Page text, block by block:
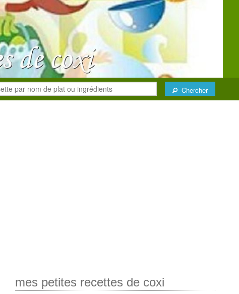
Chercher
mes petites recettes de coxi